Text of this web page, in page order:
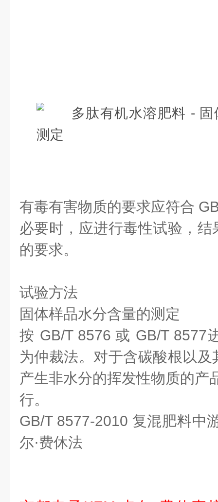
有毒有害物质的要求应符合
必要时，应进行毒性试验，
的要求。
试验方法
固体样品水分含量的测定
按 GB/T 8576 或 GB/T 8577
为仲裁法。对于含碳酸根以
产生非水分的挥发性物质的产
行。
GB/T 8577-2010 复混肥料中
尔·费休法